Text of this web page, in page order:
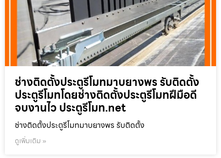
ช่างติดตั้งประตูรีโมทมาบยางพร รับติดตั้ง
ประตูรีโมทโดยช่างติดตั้งประตูรีโมทฝีมือดี
จบงานไว ประตูรีโมท.net
ช่างติดตั้งประตูรีโมทมาบยางพร รับติดตั้ง
ดูเพิ่มเติม »